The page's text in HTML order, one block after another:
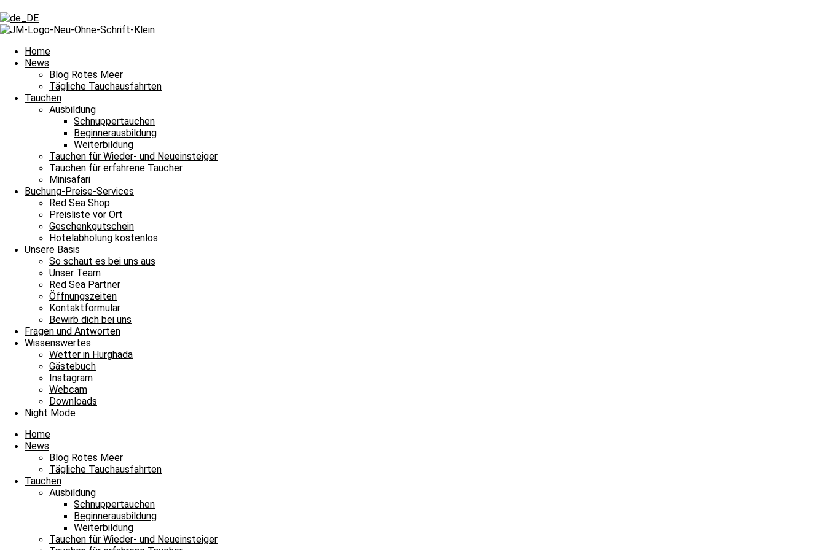
Home
News
Blog Rotes Meer
Tägliche Tauchausfahrten
Tauchen
Ausbildung
Schnuppertauchen
Beginnerausbildung
Weiterbildung
Tauchen für Wieder- und Neueinsteiger
Tauchen für erfahrene Taucher
Minisafari
Buchung-Preise-Services
Red Sea Shop
Preisliste vor Ort
Geschenkgutschein
Hotelabholung kostenlos
Unsere Basis
So schaut es bei uns aus
Unser Team
Red Sea Partner
Öffnungszeiten
Kontaktformular
Bewirb dich bei uns
Fragen und Antworten
Wissenswertes
Wetter in Hurghada
Gästebuch
Instagram
Webcam
Downloads
Night Mode
Home
News
Blog Rotes Meer
Tägliche Tauchausfahrten
Tauchen
Ausbildung
Schnuppertauchen
Beginnerausbildung
Weiterbildung
Tauchen für Wieder- und Neueinsteiger
Schlagwort: Red Sea
Schlagwort: Red Sea
Tägliche Tauchausfahrten
Spanische Tänzerin und viele bunte Fische
Spanische Tänzerin und viele bunte Fische und damit heißt es Leinen los für unsere täglichen Tauchausfahrten im Juni 2024! Unsere Tauchguides berichten
Weiterlesen »
16. Juni 2024Keine Kommentare
Tägliche Tauchausfahrten
Ab zum Schwarmfisch
Ab zum Schwarmfisch und damit heißt es Leinen los für unsere täglichen Tauchausfahrten im April 2024! Unsere Tauchguides berichten an dieser Stelle
Weiterlesen »
14. April 2024Keine Kommentare
Tägliche Tauchausfahrten
Fische zählen am Samstag
Fische zählen am Samstag und damit heißt es Leinen los für unsere täglichen Tauchausfahrten im Februar 2024! Unsere Tauchguides berichten an dieser
Weiterlesen »
3. Februar 2024Keine Kommentare
Impressum
Datenschutz
Kontakt
Stellenangebote / Jobsuche
Red Sea Partner
Red Sea Shop
News
Unsere Basis
Tauchen
Fragen und Antworten
Facebook Youtube Instagram